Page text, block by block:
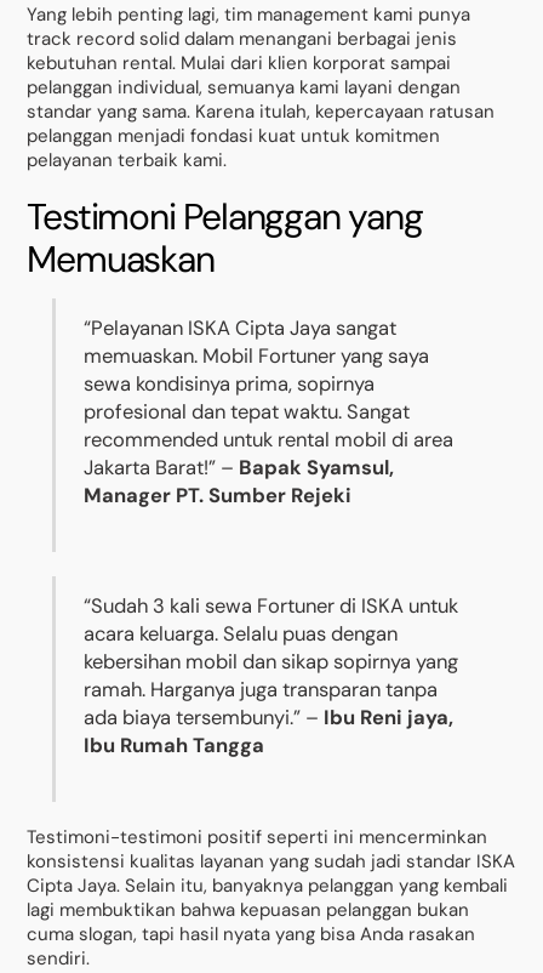
Yang lebih penting lagi, tim management kami punya
track record solid dalam menangani berbagai jenis
kebutuhan rental. Mulai dari klien korporat sampai
pelanggan individual, semuanya kami layani dengan
standar yang sama. Karena itulah, kepercayaan ratusan
pelanggan menjadi fondasi kuat untuk komitmen
pelayanan terbaik kami.
Testimoni Pelanggan yang
Memuaskan
“Pelayanan ISKA Cipta Jaya sangat
memuaskan. Mobil Fortuner yang saya
sewa kondisinya prima, sopirnya
profesional dan tepat waktu. Sangat
recommended untuk rental mobil di area
Jakarta Barat!” – Bapak Syamsul,
Manager PT. Sumber Rejeki
“Sudah 3 kali sewa Fortuner di ISKA untuk
acara keluarga. Selalu puas dengan
kebersihan mobil dan sikap sopirnya yang
ramah. Harganya juga transparan tanpa
ada biaya tersembunyi.” – Ibu Reni jaya,
Ibu Rumah Tangga
Testimoni-testimoni positif seperti ini mencerminkan
konsistensi kualitas layanan yang sudah jadi standar ISKA
Cipta Jaya. Selain itu, banyaknya pelanggan yang kembali
lagi membuktikan bahwa kepuasan pelanggan bukan
cuma slogan, tapi hasil nyata yang bisa Anda rasakan
sendiri.